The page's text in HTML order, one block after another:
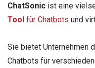
ChatSonic ist eine
Tool für Chatbots und
Sie bietet Unternehmen
Chatbots für